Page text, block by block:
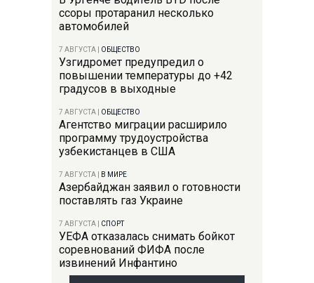
ссоры протаранил несколько
автомобилей
7 АВГУСТА ОБЩЕСТВО
Узгидромет предупредил о
повышении температуры до +42
градусов в выходные
7 АВГУСТА ОБЩЕСТВО
Агентство миграции расширило
программу трудоустройства
узбекистанцев в США
7 АВГУСТА В МИРЕ
Азербайджан заявил о готовности
поставлять газ Украине
7 АВГУСТА СПОРТ
УЕФА отказалась снимать бойкот
соревнований ФИФА после
извинений Инфантино